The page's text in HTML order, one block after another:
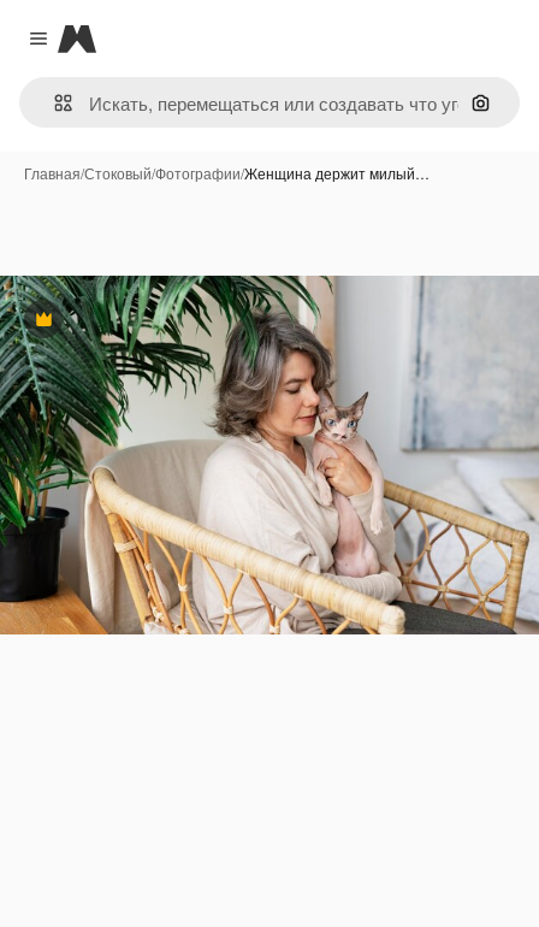
Close menu
Magnific
Поиск
Главная/Стоковый/Фотографии/Женщина держит милый…
Премиум